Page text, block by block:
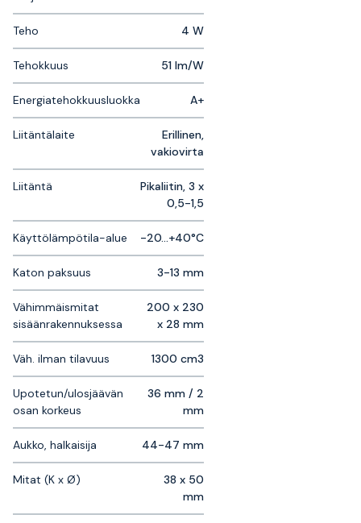
Teho 4 W
Tehokkuus 51 lm/W
Energiatehokkuusluokka A+
Liitäntälaite
Erillinen,
vakiovirta
Liitäntä
Pikaliitin, 3 x
0,5-1,5
Käyttölämpötila-alue -20...+40°C
Katon paksuus 3-13 mm
Vähimmäismitat
sisäänrakennuksessa
200 x 230
x 28 mm
Väh. ilman tilavuus 1300 cm3
Upotetun/ulosjäävän
osan korkeus
36 mm / 2
mm
Aukko, halkaisija 44-47 mm
Mitat (K x Ø)
38 x 50
mm